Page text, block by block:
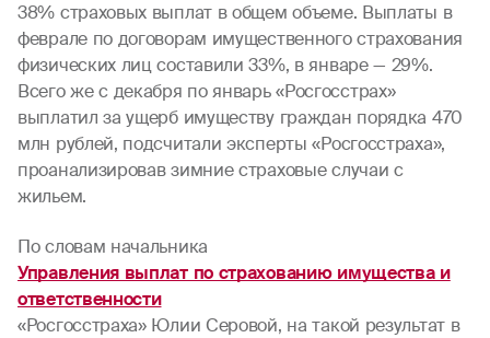
38% страховых выплат в общем объеме. Выплаты в
феврале по договорам имущественного страхования
физических лиц составили 33%, в январе — 29%.
Всего же с декабря по январь «Росгосстрах»
выплатил за ущерб имуществу граждан порядка 470
млн рублей, подсчитали эксперты «Росгосстраха»,
проанализировав зимние страховые случаи с
жильем.
По словам начальника
Управления выплат по страхованию имущества и
ответственности
«Росгосстраха» Юлии Серовой, на такой результат в